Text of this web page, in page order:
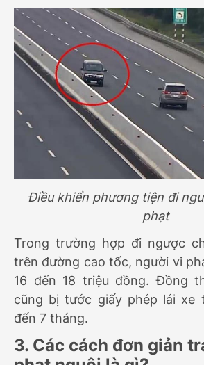
Điều khiển phương tiện đi
phạt
Trong trường hợp đi ngược
trên đường cao tốc, người vi
16 đến 18 triệu đồng. Đồng
cũng bị tước giấy phép lái xe
đến 7 tháng.
3. Các cách đơn giản